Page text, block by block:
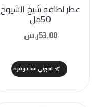
عطر لطافة شيخ الشيوخ
50مل
53.00ر.س
اخبرني عند توفره